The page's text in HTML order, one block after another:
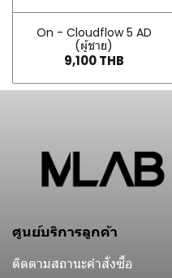
On - Cloudflow 5 AD
(ผู้ชาย)
9,100 THB
ศูนย์บริการลูกค้า
ติดตามสถานะคำสั่งซื้อ